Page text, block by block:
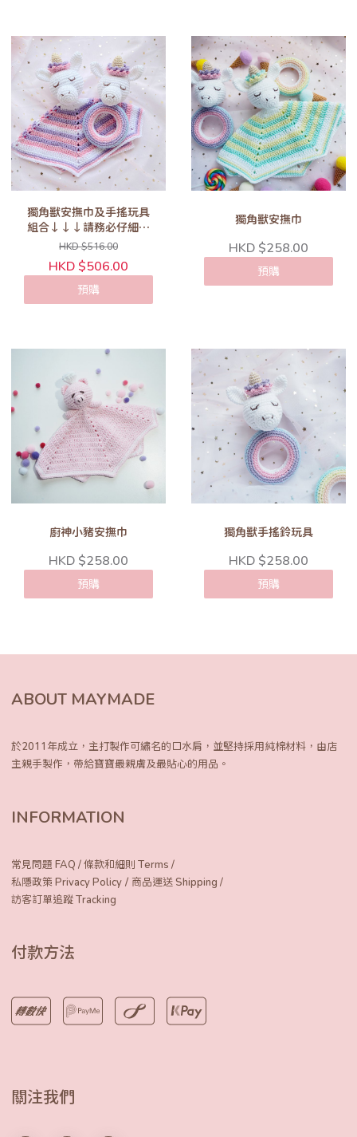
獨角獸安撫巾及手搖玩具
組合↓↓↓請務必仔細閱
讀以下商品敍述內容
↓↓↓
HKD $516.00
HKD $506.00
預購
獨角獸安撫巾
HKD $258.00
預購
廚神小豬安撫巾
HKD $258.00
預購
獨角獸手搖鈴玩具
HKD $258.00
預購
ABOUT MAYMADE
於2011年成立，主打製作可繡名的口水肩， 並堅持採用純棉材料，由店
主親手製作， 帶給寶寶最親膚及最貼心的用品。
INFORMATION
常見問題 FAQ /條款和細則 Terms /
私隱政策 Privacy Policy / 商品運送 Shipping /
訪客訂單追蹤 Tracking
付款方法
關注我們